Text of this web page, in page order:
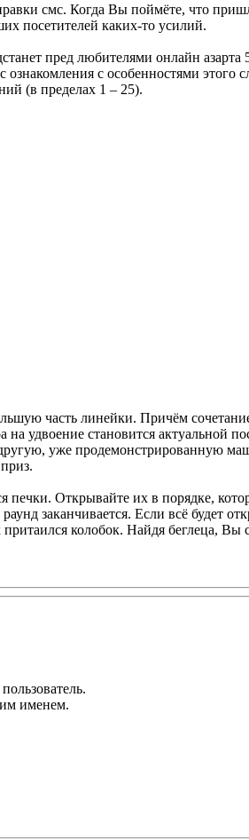
смс. Когда Вы поймёте, что
посетителей каких-то усилий.
пред любителями онлайн
ознакомления с особенностями
(в пределах 1 – 25).
часть линейки. Причём
удвоение становится актуальной
уже продемонстрированную
печки. Открывайте их в порядке,
заканчивается. Если всё будет
колобок. Найдя беглеца, Вы
именем.